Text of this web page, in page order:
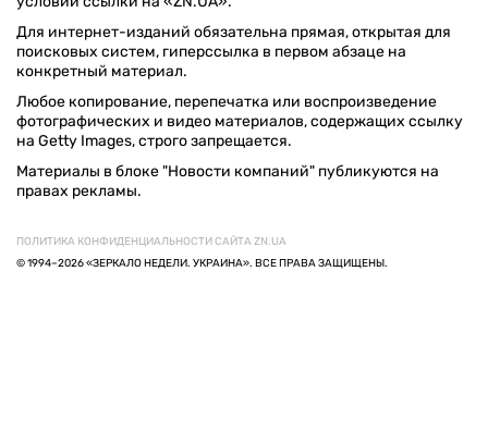
Для интернет-изданий обязательна прямая, открытая для
поисковых систем, гиперссылка в первом абзаце на
конкретный материал.
Любое копирование, перепечатка или воспроизведение
фотографических и видео материалов, содержащих ссылку
на Getty Images, строго запрещается.
Материалы в блоке "Новости компаний" публикуются на
правах рекламы.
ПОЛИТИКА КОНФИДЕНЦИАЛЬНОСТИ САЙТА ZN.UA
© 1994–2026 «ЗЕРКАЛО НЕДЕЛИ. УКРАИНА». ВСЕ ПРАВА ЗАЩИЩЕНЫ.